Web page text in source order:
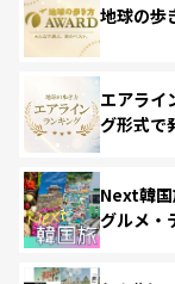
地球の歩
エアライ
グ形式で
Next韓
グルメ・